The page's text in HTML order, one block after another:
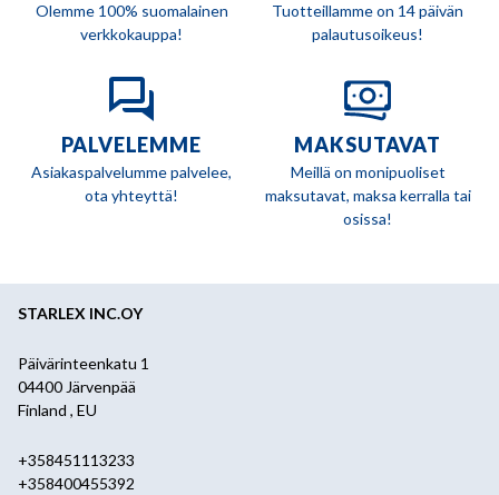
Olemme 100% suomalainen
verkkokauppa!
Tuotteillamme on 14 päivän
palautusoikeus!
PALVELEMME
Asiakaspalvelumme palvelee,
ota yhteyttä!
MAKSUTAVAT
Meillä on monipuoliset
maksutavat, maksa kerralla tai
osissa!
STARLEX INC.OY
Päivärinteenkatu 1
04400 Järvenpää
Finland , EU
+358451113233
+358400455392